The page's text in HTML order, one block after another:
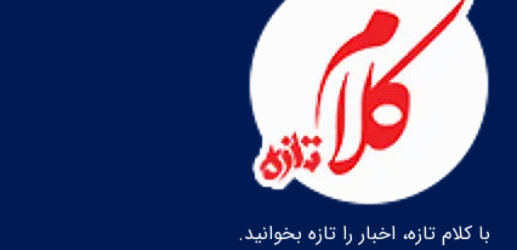
با کلام تازه، اخبار را تازه بخوانید.